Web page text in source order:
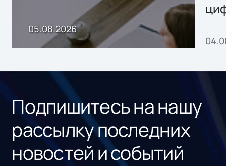
05.08.2026
Подпишитесь на нашу
рассылку последних
новостей и событий